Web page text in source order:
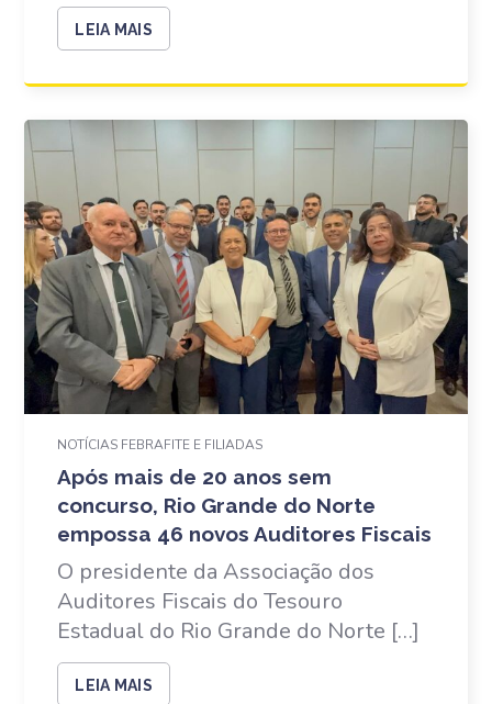
LEIA MAIS
NOTÍCIAS FEBRAFITE E FILIADAS
Após mais de 20 anos sem
concurso, Rio Grande do Norte
empossa 46 novos Auditores Fiscais
O presidente da Associação dos
Auditores Fiscais do Tesouro
Estadual do Rio Grande do Norte […]
LEIA MAIS